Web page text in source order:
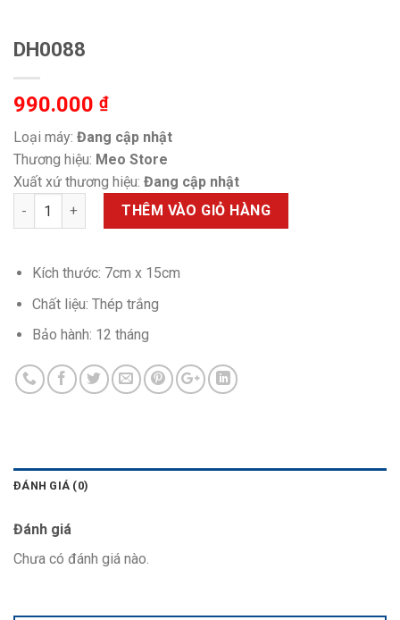
DH0088
990.000 ₫
Loại máy: Đang cập nhật
Thương hiệu: Meo Store
Xuất xứ thương hiệu: Đang cập nhật
DH0088 số lượng THÊM VÀO GIỎ HÀNG
Kích thước: 7cm x 15cm
Chất liệu: Thép trắng
Bảo hành: 12 tháng
ĐÁNH GIÁ (0)
Đánh giá
Chưa có đánh giá nào.